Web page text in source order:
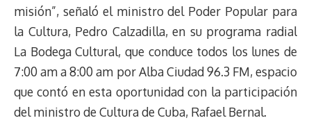
misión”, señaló el ministro del Poder Popular para
la Cultura, Pedro Calzadilla, en su programa radial
La Bodega Cultural, que conduce todos los lunes de
7:00 am a 8:00 am por Alba Ciudad 96.3 FM, espacio
que contó en esta oportunidad con la participación
del ministro de Cultura de Cuba, Rafael Bernal.